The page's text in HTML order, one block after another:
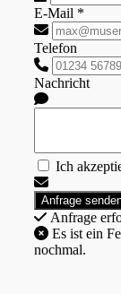
E-Mail *
Telefon
Nachricht
Ich
Anfrage
nochmal.